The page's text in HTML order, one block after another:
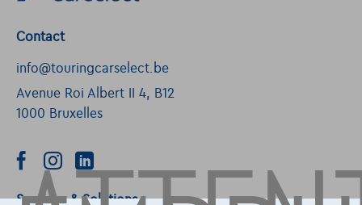
Contact
info@touringcarselect.be
Avenue Roi Albert II 4, B12
1000 Bruxelles
Services & Solutions